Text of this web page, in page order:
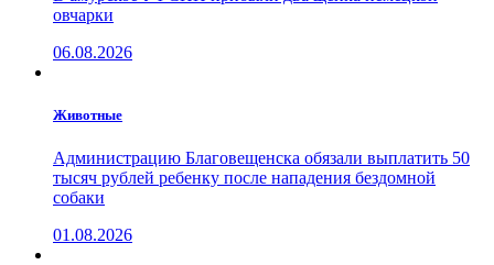
овчарки
06.08.2026
Животные
Администрацию Благовещенска обязали выплатить 50
тысяч рублей ребенку после нападения бездомной
собаки
01.08.2026